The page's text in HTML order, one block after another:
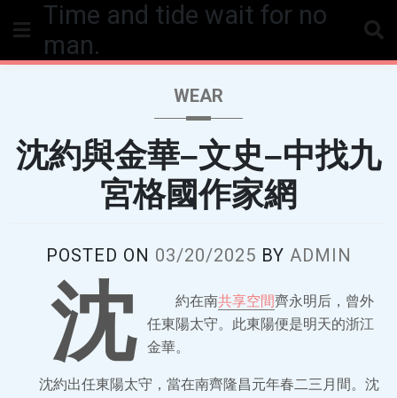
Time and tide wait for no
man.
WEAR
沈約與金華–文史–中找九
宮格國作家網
POSTED ON 03/20/2025 BY ADMIN
沈 約在南共享空間齊永明后，曾外
任東陽太守。此東陽便是明天的浙江
金華。
沈約出任東陽太守，當在南齊隆昌元年春二三月間。沈